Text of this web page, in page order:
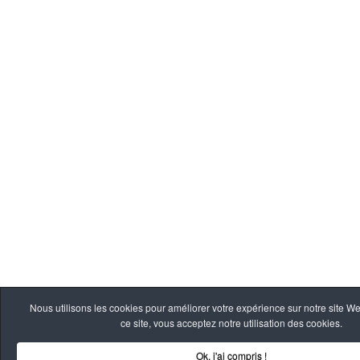
Nous utilisons les cookies pour améliorer votre expérience sur notre site
ce site, vous acceptez notre utilisation des cookies.
Ok, j'ai compris !